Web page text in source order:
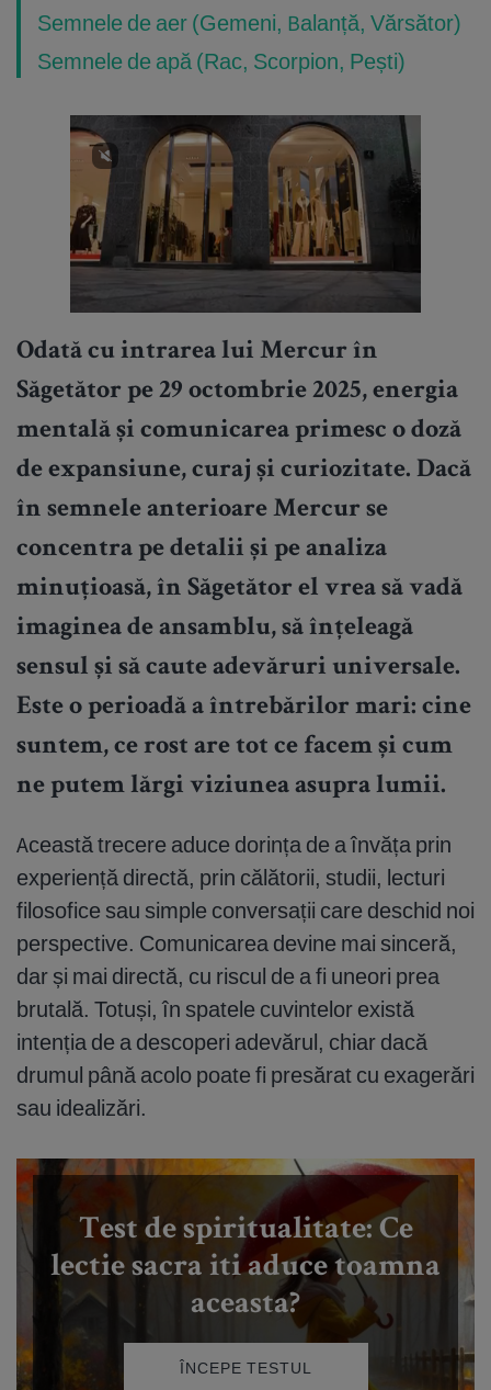
Semnele de aer (Gemeni, Balanță, Vărsător)
Semnele de apă (Rac, Scorpion, Pești)
Odată cu intrarea lui Mercur în
Săgetător pe 29 octombrie 2025, energia
mentală și comunicarea primesc o doză
de expansiune, curaj și curiozitate. Dacă
în semnele anterioare Mercur se
concentra pe detalii și pe analiza
minuțioasă, în Săgetător el vrea să vadă
imaginea de ansamblu, să înțeleagă
sensul și să caute adevăruri universale.
Este o perioadă a întrebărilor mari: cine
suntem, ce rost are tot ce facem și cum
ne putem lărgi viziunea asupra lumii.
Această trecere aduce dorința de a învăța prin
experiență directă, prin călătorii, studii, lecturi
filosofice sau simple conversații care deschid noi
perspective. Comunicarea devine mai sinceră,
dar și mai directă, cu riscul de a fi uneori prea
brutală. Totuși, în spatele cuvintelor există
intenția de a descoperi adevărul, chiar dacă
drumul până acolo poate fi presărat cu exagerări
sau idealizări.